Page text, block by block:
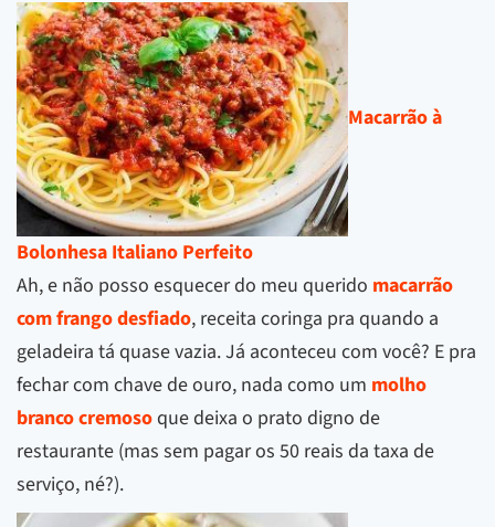
Macarrão à
Bolonhesa Italiano Perfeito
Ah, e não posso esquecer do meu querido macarrão
com frango desfiado, receita coringa pra quando a
geladeira tá quase vazia. Já aconteceu com você? E pra
fechar com chave de ouro, nada como um molho
branco cremosoque deixa o prato digno de
restaurante (mas sem pagar os 50 reais da taxa de
serviço, né?).